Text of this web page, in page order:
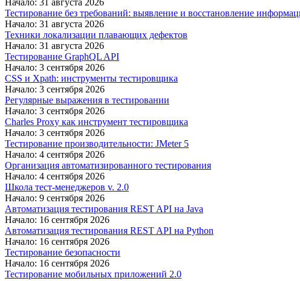
Тестирование без требований: выявление и восстановление
Начало: 31 августа 2026
Техники локализации плавающих дефектов
Начало: 31 августа 2026
Тестирование GraphQL API
Начало: 3 сентября 2026
CSS и Xpath: инструменты тестировщика
Начало: 3 сентября 2026
Регулярные выражения в тестировании
Начало: 3 сентября 2026
Charles Proxy как инструмент тестировщика
Начало: 3 сентября 2026
Тестирование производительности: JMeter 5
Начало: 4 сентября 2026
Организация автоматизированного тестирования
Начало: 4 сентября 2026
Школа тест-менеджеров v. 2.0
Начало: 9 сентября 2026
Автоматизация тестирования REST API на Java
Начало: 16 сентября 2026
Автоматизация тестирования REST API на Python
Начало: 16 сентября 2026
Тестирование безопасности
Начало: 16 сентября 2026
Тестирование мобильных приложений 2.0